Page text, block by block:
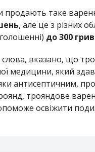
продають таке
, але це з різних
до 300
вказано, що
медицини, який
антисептичним,
трояндове
освіжити